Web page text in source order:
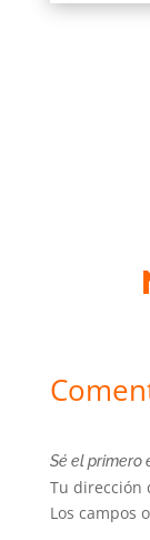
Sé el primero
Tu dirección
Los campos